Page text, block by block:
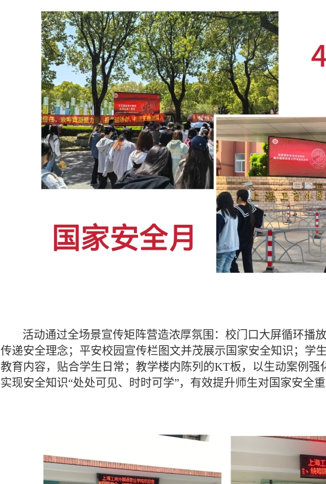
活动通过全场景宣传矩阵营造浓厚氛围：校门口大屏循环播
传递安全理念；平安校园宣传栏图文并茂展示国家安全知识；学
教育内容，贴合学生日常；教学楼内陈列的KT板，以生动案例强
实现安全知识“处处可见、时时可学”，有效提升师生对国家安全重